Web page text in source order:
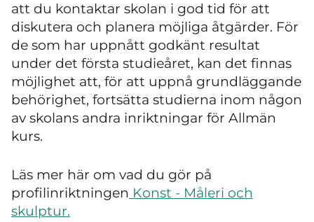
att du kontaktar skolan i god tid för att
diskutera och planera möjliga åtgärder. För
de som har uppnått godkänt resultat
under det första studieåret, kan det finnas
möjlighet att, för att uppnå grundläggande
behörighet, fortsätta studierna inom någon
av skolans andra inriktningar för Allmän
kurs.
Läs mer här om vad du gör på
profilinriktningen Konst - Måleri och
skulptur.